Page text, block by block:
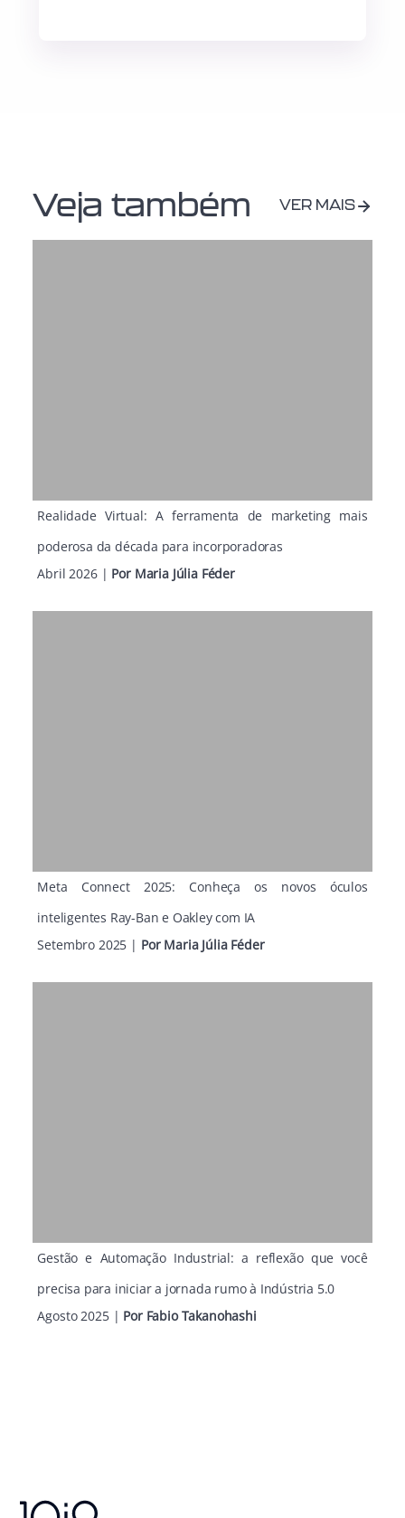
Veja também VER MAIS
Realidade Virtual: A ferramenta de marketing mais
poderosa da década para incorporadoras
Abril 2026 | Por Maria Júlia Féder
Meta Connect 2025: Conheça os novos óculos
inteligentes Ray-Ban e Oakley com IA
Setembro 2025 | Por Maria Júlia Féder
Gestão e Automação Industrial: a reflexão que você
precisa para iniciar a jornada rumo à Indústria 5.0
Agosto 2025 | Por Fabio Takanohashi